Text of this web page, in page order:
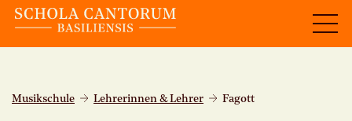
Musikschule Lehrerinnen & Lehrer Fagott